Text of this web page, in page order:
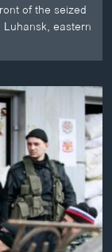
of the seized
eastern